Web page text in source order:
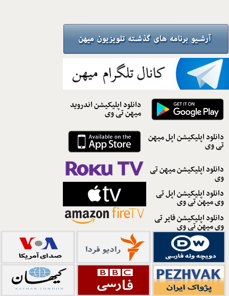
دانلود اپلیکیشن اندروید
میهن تی وی
دانلود اپلیکیشن اپل میهن
تی وی
دانلود اپلیکیشن میهن تی
وی
دانلود اپلیکیشن اپل تی
وی میهن تی وی
دانلود اپلیکیشن فایر تی
وی میهن تی وی